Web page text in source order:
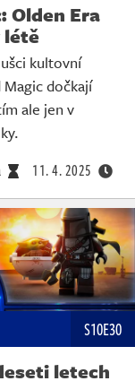
Olden Era
létě
kultovní
dočkají
ale jen v
11. 4. 2025
S10E30
letech